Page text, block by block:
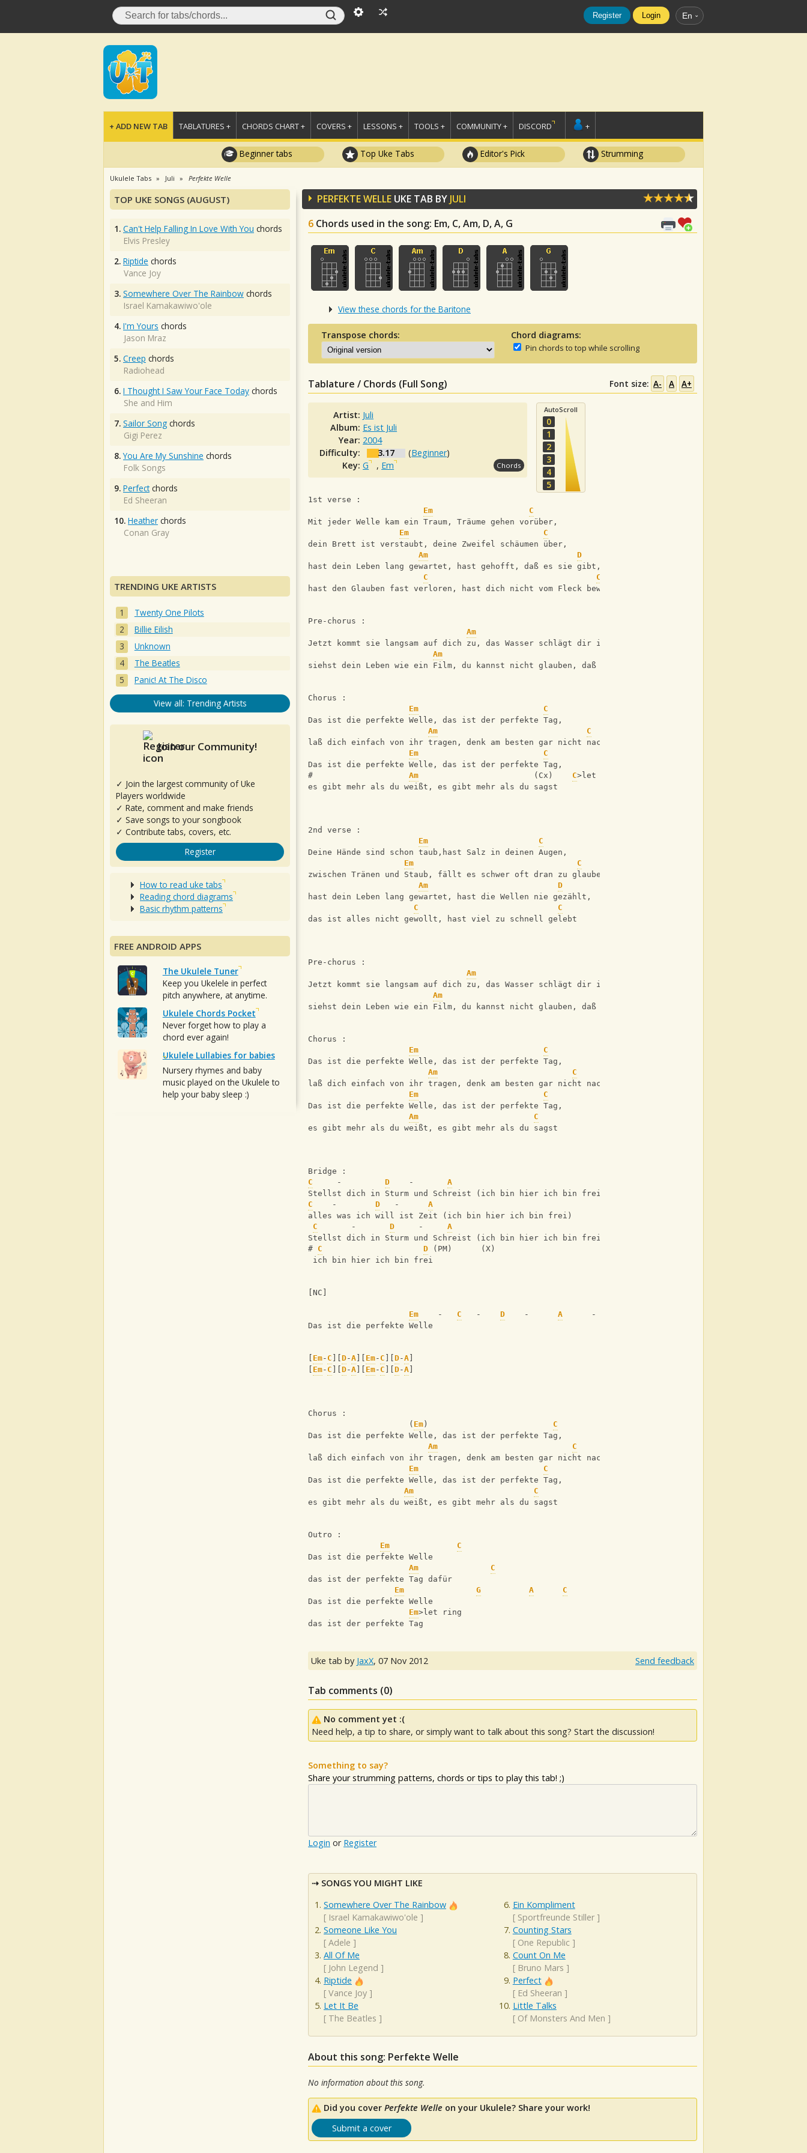
Register Login En
+ ADD NEW TAB TABLATURES + CHORDS CHART + COVERS + LESSONS + TOOLS + COMMUNITY + DISCORD +
Beginner tabs Top Uke Tabs Editor's Pick Strumming
Ukulele Tabs Juli Perfekte Welle
PERFEKTE WELLE UKE TAB BY JULI
6 Chords used in the song: Em, C, Am, D, A, G
View these chords for the Baritone
Transpose chords: Chord diagrams:
Pin chords to top while scrolling
Tablature / Chords (Full Song) Font size: A- A A+
Artist: Juli
Album: Es ist Juli
Year: 2004
Difficulty:
3.17 (Beginner)
Key:G , Em Chords
AutoScroll
0
1
2
3
4
5
1st verse :
Em
C
Mit jeder Welle kam ein Traum, Träume gehen vorüber,
Em
C
dein Brett ist verstaubt, deine Zweifel schäumen über,
Am
D
hast dein Leben lang gewartet, hast gehofft, daß es sie gibt,
C
C
hast den Glauben fast verloren, hast dich nicht vom Fleck bewegt
Pre-chorus :
Am
Jetzt kommt sie langsam auf dich zu, das Wasser schlägt dir ins Gesicht,
Am
siehst dein Leben wie ein Film, du kannst nicht glauben, daß sie bricht
Chorus :
Em
C
Das ist die perfekte Welle, das ist der perfekte Tag,
Am
C
laß dich einfach von ihr tragen, denk am besten gar nicht nach
Em
C
Das ist die perfekte Welle, das ist der perfekte Tag,
# Am
                        (Cx)
C>let ring    (
es gibt mehr als du weißt, es gibt mehr als du sagst
2nd verse :
Em
C
Deine Hände sind schon taub,hast Salz in deinen Augen,
Em
C
zwischen Tränen und Staub, fällt es schwer oft dran zu glauben,
Am
D
hast dein Leben lang gewartet, hast die Wellen nie gezählt,
C
C
das ist alles nicht gewollt, hast viel zu schnell gelebt
Pre-chorus :
Am
Jetzt kommt sie langsam auf dich zu, das Wasser schlägt dir ins Gesicht,
Am
siehst dein Leben wie ein Film, du kannst nicht glauben, daß sie bricht
Chorus :
Em
C
Das ist die perfekte Welle, das ist der perfekte Tag,
Am
C
laß dich einfach von ihr tragen, denk am besten gar nicht nach
Em
C
Das ist die perfekte Welle, das ist der perfekte Tag,
Am
C
es gibt mehr als du weißt, es gibt mehr als du sagst
Bridge :
C
     -
D
    -
A
Stellst dich in Sturm und Schreist (ich bin hier ich bin frei)
C
    -
D
   -
A
alles was ich will ist Zeit (ich bin hier ich bin frei)
C
       -
D
     -
A
Stellst dich in Sturm und Schreist (ich bin hier ich bin frei)
# C D (PM)      (X)
ich bin hier ich bin frei
[NC]
Em
    -
C
   -
D
    -
A
      -
Das ist die perfekte Welle
Em- C D-A Em- C D-A
Em- C D-A Em- C D-A
Chorus :
                     (
Em ) C
Das ist die perfekte Welle, das ist der perfekte Tag,
Am
C
laß dich einfach von ihr tragen, denk am besten gar nicht nach
Em
C
Das ist die perfekte Welle, das ist der perfekte Tag,
Am
C
es gibt mehr als du weißt, es gibt mehr als du sagst
Outro :
Em
C
Das ist die perfekte Welle
Am
C
das ist der perfekte Tag dafür
Em
G A
C
Das ist die perfekte Welle
Em>let ring
das ist der perfekte Tag
Uke tab by JaxX, 07 Nov 2012 Send feedback
Tab comments (0)
No comment yet :(
Need help, a tip to share, or simply want to talk about this song? Start the discussion!
Something to say?
Share your strumming patterns, chords or tips to play this tab! ;)
Login or Register
SONGS YOU MIGHT LIKE
Somewhere Over The Rainbow
[ Israel Kamakawiwo'ole ]
Someone Like You
[ Adele ]
All Of Me
[ John Legend ]
Riptide
[ Vance Joy ]
Let It Be
[ The Beatles ]
Ein Kompliment
[ Sportfreunde Stiller]
Counting Stars
[ One Republic ]
Count On Me
[ Bruno Mars ]
Perfect
[ Ed Sheeran ]
Little Talks
[ Of Monsters And Men ]
About this song: Perfekte Welle
No information about this song.
Did you cover Perfekte Welle on your Ukulele? Share your work!
Submit a cover
TOP UKE SONGS (AUGUST)
1. Can't Help Falling In Love With You chords
Elvis Presley
2. Riptide chords
Vance Joy
3. Somewhere Over The Rainbow chords
Israel Kamakawiwo'ole
4. I'm Yours chords
Jason Mraz
5. Creep chords
Radiohead
6. I Thought I Saw Your Face Today chords
She and Him
7. Sailor Song chords
Gigi Perez
8. You Are My Sunshine chords
Folk Songs
9. Perfectchords
Ed Sheeran
10. Heather chords
Conan Gray
TRENDING UKE ARTISTS
Twenty One Pilots
Billie Eilish
Unknown
The Beatles
Panic! At The Disco
View all: Trending Artists
Join our Community!
✓ Join the largest community of Uke
Players worldwide
✓ Rate, comment and make friends
✓ Save songs to your songbook
✓ Contribute tabs, covers, etc.
Register
How to read uke tabs
Reading chord diagrams
Basic rhythm patterns
FREE ANDROID APPS
The Ukulele Tuner
Keep you Ukelele in perfect
pitch anywhere, at anytime.
Ukulele Chords Pocket
Never forget how to play a
chord ever again!
Ukulele Lullabies for babies
Nursery rhymes and baby
music played on the Ukulele to
help your baby sleep :)